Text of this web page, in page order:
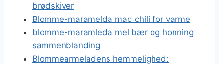
brødskiver
Blomme-maramelda mad chili for varme
blomme-maramleda mel bær og honning
sammenblanding
Blommearmeladens hemmelighed: